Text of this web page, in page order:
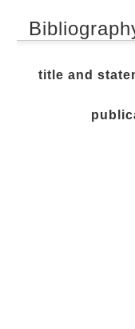
title and